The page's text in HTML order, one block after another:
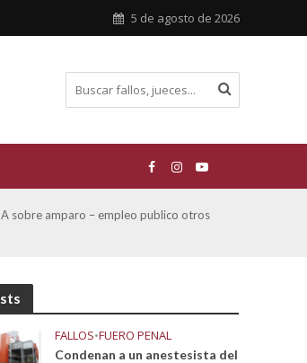
5 de agosto de 2026
Hector y otros contra GCBA y otros
FALLOS•FUERO PENAL
Condenan a un anestesista del